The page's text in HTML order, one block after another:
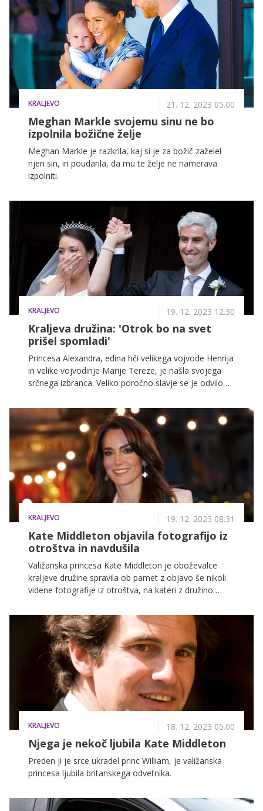
KRALJEVO 21. 12. 2023 05.00
Meghan Markle svojemu sinu ne bo
izpolnila božične želje
Meghan Markle je razkrila, kaj si je za božič zaželel
njen sin, in poudarila, da mu te želje ne namerava
izpolniti.
KRALJEVO 19. 12. 2023 12.30
Kraljeva družina: 'Otrok bo na svet
prišel spomladi'
Princesa Alexandra, edina hči velikega vojvode Henrija
in velike vojvodinje Marije Tereze, je našla svojega
srčnega izbranca. Veliko poročno slavje se je odvilo
naznanila, da princesa Alexandra in Nicolas Bagory
pričakujeta dojenčka.
KRALJEVO 19. 12. 2023 08.31
Kate Middleton objavila fotografijo iz
otroštva in navdušila
Valižanska princesa Kate Middleton je oboževalce
kraljeve družine spravila ob pamet z objavo še nikoli
videne fotografije iz otroštva, na kateri z družino
'njena mala kopija'.
KRALJEVO 18. 12. 2023 05.00
Njega je nekoč ljubila Kate Middleton
Preden ji je srce ukradel princ William, je valižanska
princesa ljubila britanskega odvetnika.